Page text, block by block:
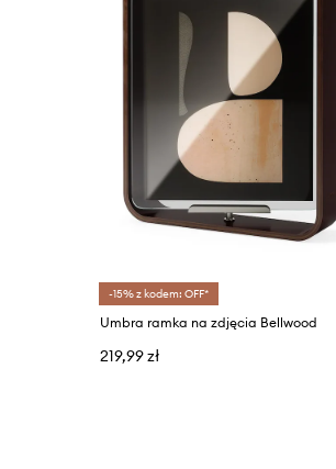
-15% z kodem: OFF*
Umbra ramka na zdjęcia Bellwood
219,99 zł